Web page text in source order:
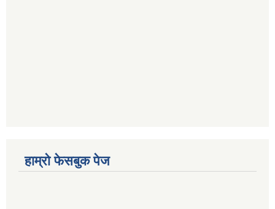
हाम्रो फेसबुक पेज